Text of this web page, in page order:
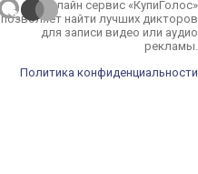
Онлайн сервис «КупиГолос»
позволяет найти лучших дикторов
для записи видео или аудио
рекламы.
Политика конфиденциальности